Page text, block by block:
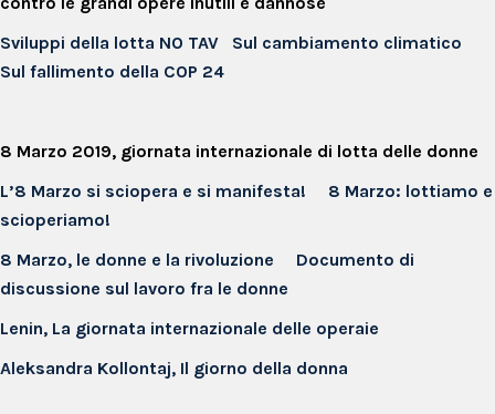
Sviluppi della lotta NO TAV
Sul cambiamento climatico
Sul fallimento della COP 24
8 Marzo 2019, giornata internazionale di lotta delle donne
L’8 Marzo si sciopera e si manifesta!
8 Marzo: lottiamo e
scioperiamo!
8 Marzo, le donne e la rivoluzione
Documento di
discussione sul lavoro fra le donne
Lenin, La giornata internazionale delle operaie
Aleksandra Kollontaj, Il giorno della donna